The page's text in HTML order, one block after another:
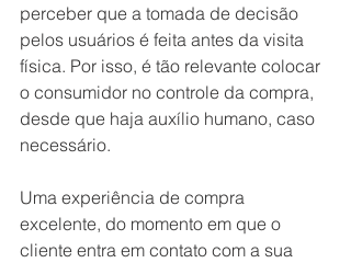
perceber que a tomada de decisão
pelos usuários é feita antes da visita
física. Por isso, é tão relevante colocar
o consumidor no controle da compra,
desde que haja auxílio humano, caso
necessário.
Uma experiência de compra
excelente, do momento em que o
cliente entra em contato com a sua